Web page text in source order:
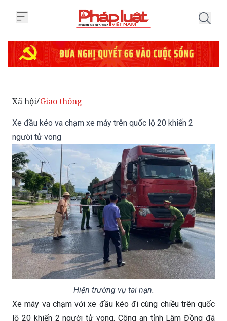
Xe đầu kéo va chạm xe máy trên quốc lộ 20 khiến 2
Hiện trường vụ tai nạn.
Xe máy va chạm với xe đầu kéo đi cùng chiều trên quốc
lộ 20 khiến 2 người tử vong. Công an tỉnh Lâm Đồng đã
tạm giữ hình sự đối với tài xế xe đầu kéo.